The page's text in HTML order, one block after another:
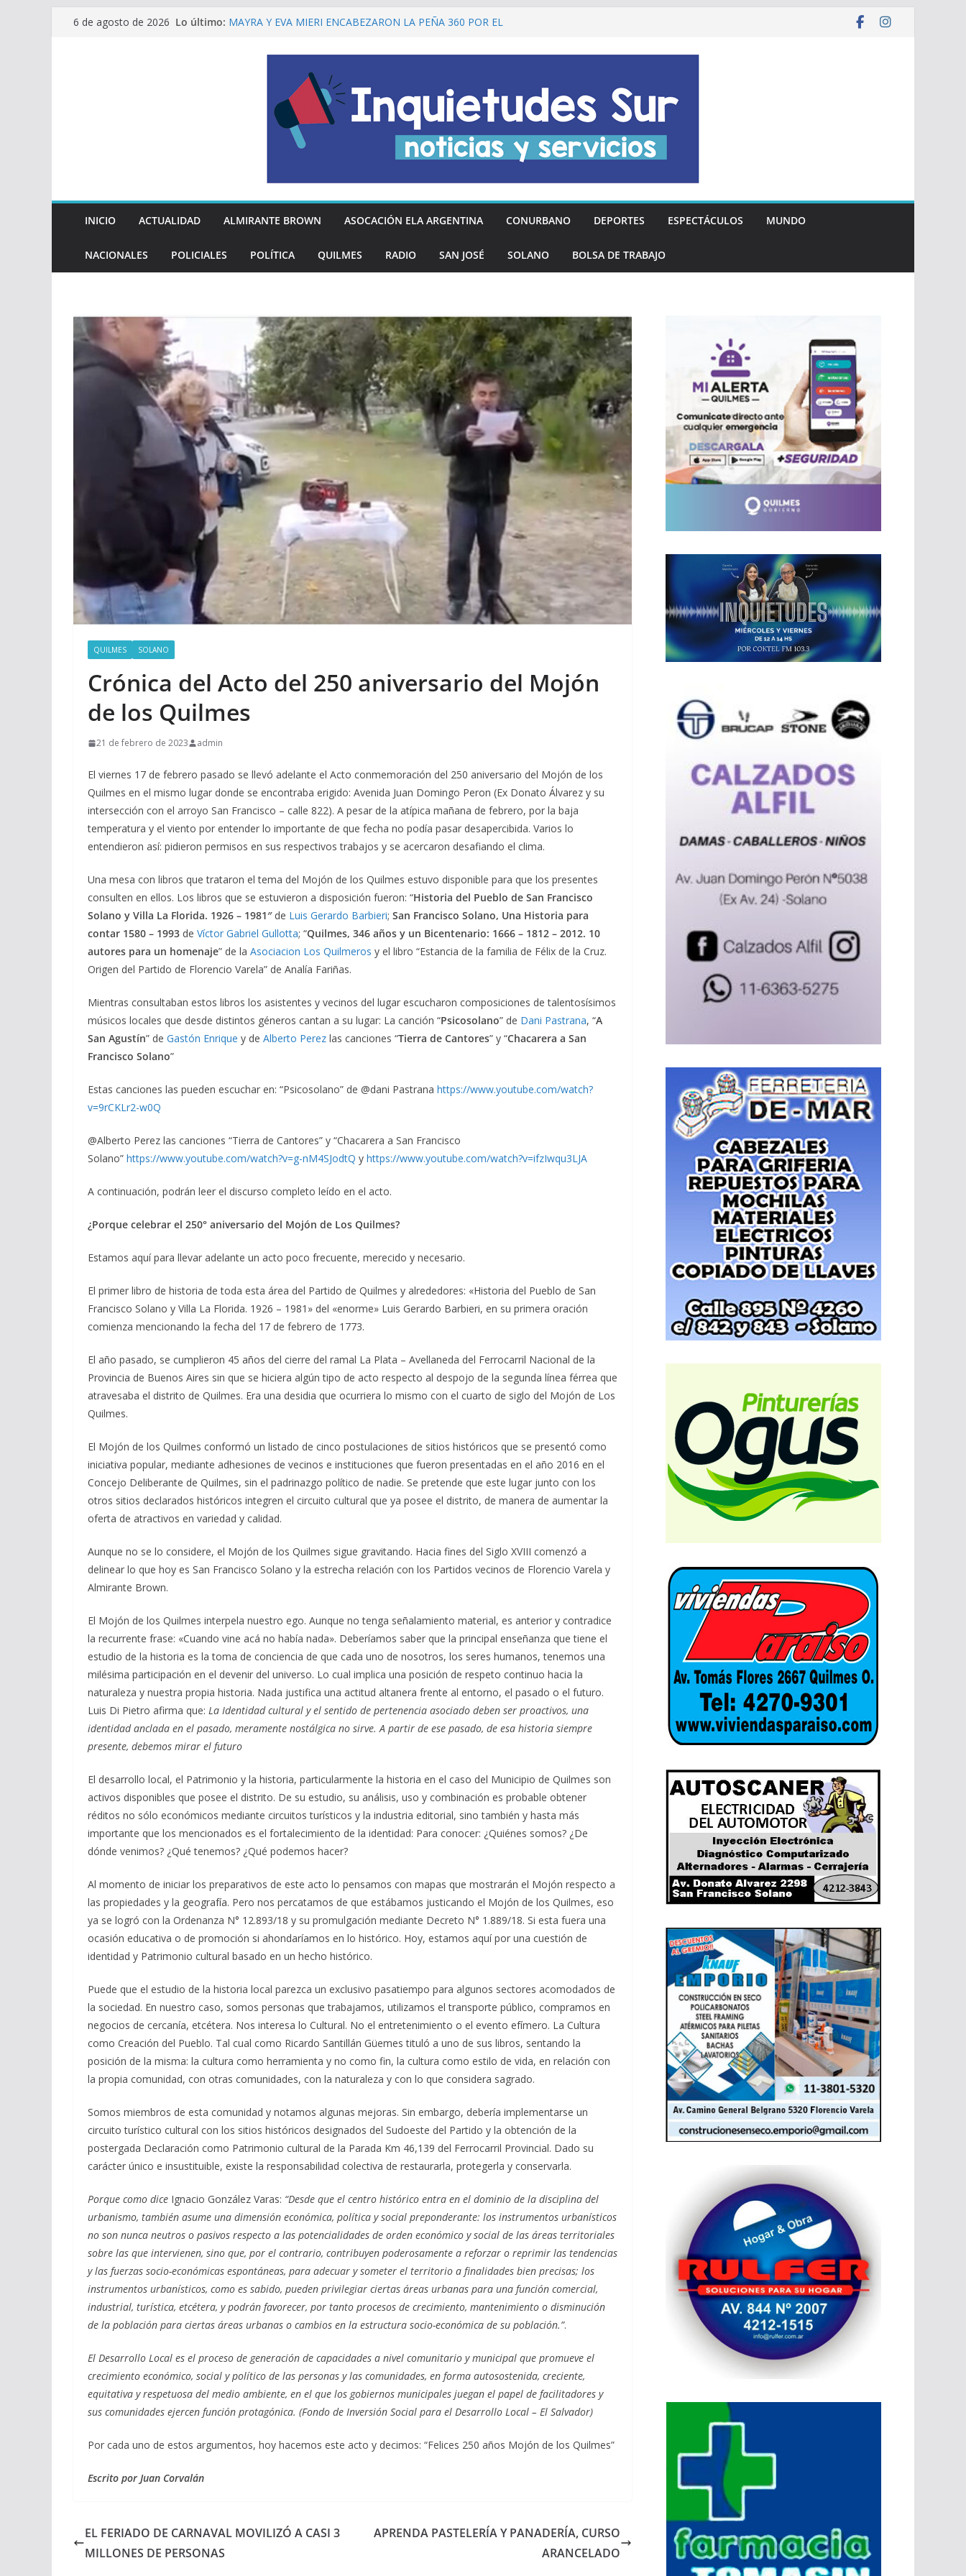
Saltar6 de agosto de 2026 Lo último: MAYRA Y EVA MIERI ENCABEZARON LA PEÑA 360 POR EL
PELUQUERÍAS TODOS LOS DÍAS MIÉRCOLES
Encuesta: qué piensan los hinchas argentinos de las nuevas
reglas del Mundial
EL MUNICIPIO ENTREGÓ MÁS DE 20 PRÓTESIS DENTALES
A VECINAS Y VECINOS DE QUILMES OESTE
La Diócesis de Quilmes recordó a Jorge Novak a 25 años de
INICIO ACTUALIDAD ALMIRANTE BROWN ASOCACIÓN ELA ARGENTINA CONURBANO DEPORTES ESPECTÁCULOS MUNDO
NACIONALES POLICIALES POLÍTICA QUILMES RADIO SAN JOSÉ SOLANO BOLSA DE TRABAJO
QUILMES SOLANO
Crónica del Acto del 250 aniversario del Mojón
de los Quilmes
21 de febrero de 2023 admin
El viernes 17 de febrero pasado se llevó adelante el Acto conmemoración del 250 aniversario del Mojón de los
Quilmes en el mismo lugar donde se encontraba erigido: Avenida Juan Domingo Peron (Ex Donato Álvarez y su
intersección con el arroyo San Francisco – calle 822). A pesar de la atípica mañana de febrero, por la baja
temperatura y el viento por entender lo importante de que fecha no podía pasar desapercibida. Varios lo
entendieron así: pidieron permisos en sus respectivos trabajos y se acercaron desafiando el clima.
Una mesa con libros que trataron el tema del Mojón de los Quilmes estuvo disponible para que los presentes
consulten en ellos. Los libros que se estuvieron a disposición fueron: “Historia del Pueblo de San Francisco
Solano y Villa La Florida. 1926 – 1981″de Luis Gerardo Barbieri; San Francisco Solano, Una Historia para
contar 1580 – 1993 de Víctor Gabriel Gullotta; “Quilmes, 346 años y un Bicentenario: 1666 – 1812 – 2012. 10
autores para un homenaje” de la Asociacion Los Quilmeros y el libro “Estancia de la familia de Félix de la Cruz.
Origen del Partido de Florencio Varela” de Analía Fariñas.
Mientras consultaban estos libros los asistentes y vecinos del lugar escucharon composiciones de talentosísimos
músicos locales que desde distintos géneros cantan a su lugar: La canción “Psicosolano” de Dani Pastrana, “A
San Agustín” de Gastón Enrique y de Alberto Perez las canciones “Tierra de Cantores” y “Chacarera a San
Francisco Solano”
Estas canciones las pueden escuchar en: “Psicosolano” de @dani Pastrana https://www.youtube.com/watch?
v=9rCKLr2-w0Q
@Alberto Perez las canciones “Tierra de Cantores” y “Chacarera a San Francisco
Solano” https://www.youtube.com/watch?v=g-nM4SJodtQ y https://www.youtube.com/watch?v=ifzIwqu3LJA
A continuación, podrán leer el discurso completo leído en el acto.
¿Porque celebrar el 250° aniversario del Mojón de Los Quilmes?
Estamos aquí para llevar adelante un acto poco frecuente, merecido y necesario.
El primer libro de historia de toda esta área del Partido de Quilmes y alrededores: «Historia del Pueblo de San
Francisco Solano y Villa La Florida. 1926 – 1981» del «enorme» Luis Gerardo Barbieri, en su primera oración
comienza mencionando la fecha del 17 de febrero de 1773.
El año pasado, se cumplieron 45 años del cierre del ramal La Plata – Avellaneda del Ferrocarril Nacional de la
Provincia de Buenos Aires sin que se hiciera algún tipo de acto respecto al despojo de la segunda línea férrea que
atravesaba el distrito de Quilmes. Era una desidia que ocurriera lo mismo con el cuarto de siglo del Mojón de Los
Quilmes.
El Mojón de los Quilmes conformó un listado de cinco postulaciones de sitios históricos que se presentó como
iniciativa popular, mediante adhesiones de vecinos e instituciones que fueron presentadas en el año 2016 en el
Concejo Deliberante de Quilmes, sin el padrinazgo político de nadie. Se pretende que este lugar junto con los
otros sitios declarados históricos integren el circuito cultural que ya posee el distrito, de manera de aumentar la
oferta de atractivos en variedad y calidad.
Aunque no se lo considere, el Mojón de los Quilmes sigue gravitando. Hacia fines del Siglo XVIII comenzó a
delinear lo que hoy es San Francisco Solano y la estrecha relación con los Partidos vecinos de Florencio Varela y
Almirante Brown.
El Mojón de los Quilmes interpela nuestro ego. Aunque no tenga señalamiento material, es anterior y contradice
la recurrente frase: «Cuando vine acá no había nada». Deberíamos saber que la principal enseñanza que tiene el
estudio de la historia es la toma de conciencia de que cada uno de nosotros, los seres humanos, tenemos una
milésima participación en el devenir del universo. Lo cual implica una posición de respeto continuo hacia la
naturaleza y nuestra propia historia. Nada justifica una actitud altanera frente al entorno, el pasado o el futuro.
Luis Di Pietro afirma que: La Identidad cultural y el sentido de pertenencia asociado deben ser proactivos, una
identidad anclada en el pasado, meramente nostálgica no sirve. A partir de ese pasado, de esa historia siempre
presente, debemos mirar el futuro
El desarrollo local, el Patrimonio y la historia, particularmente la historia en el caso del Municipio de Quilmes son
activos disponibles que posee el distrito. De su estudio, su análisis, uso y combinación es probable obtener
réditos no sólo económicos mediante circuitos turísticos y la industria editorial, sino también y hasta más
importante que los mencionados es el fortalecimiento de la identidad: Para conocer: ¿Quiénes somos? ¿De
dónde venimos? ¿Qué tenemos? ¿Qué podemos hacer?
Al momento de iniciar los preparativos de este acto lo pensamos con mapas que mostrarán el Mojón respecto a
las propiedades y la geografía. Pero nos percatamos de que estábamos justicando el Mojón de los Quilmes, eso
ya se logró con la Ordenanza N° 12.893/18 y su promulgación mediante Decreto N° 1.889/18. Si esta fuera una
ocasión educativa o de promoción si ahondaríamos en lo histórico. Hoy, estamos aquí por una cuestión de
identidad y Patrimonio cultural basado en un hecho histórico.
Puede que el estudio de la historia local parezca un exclusivo pasatiempo para algunos sectores acomodados de
la sociedad. En nuestro caso, somos personas que trabajamos, utilizamos el transporte público, compramos en
negocios de cercanía, etcétera. Nos interesa lo Cultural. No el entretenimiento o el evento efímero. La Cultura
como Creación del Pueblo. Tal cual como Ricardo Santillán Güemes tituló a uno de sus libros, sentando la
posición de la misma: la cultura como herramienta y no como fin, la cultura como estilo de vida, en relación con
la propia comunidad, con otras comunidades, con la naturaleza y con lo que considera sagrado.
Somos miembros de esta comunidad y notamos algunas mejoras. Sin embargo, debería implementarse un
circuito turístico cultural con los sitios históricos designados del Sudoeste del Partido y la obtención de la
postergada Declaración como Patrimonio cultural de la Parada Km 46,139 del Ferrocarril Provincial. Dado su
carácter único e insustituible, existe la responsabilidad colectiva de restaurarla, protegerla y conservarla.
Porque como dice Ignacio González Varas: “Desde que el centro histórico entra en el dominio de la disciplina del
urbanismo, también asume una dimensión económica, política y social preponderante: los instrumentos urbanísticos
no son nunca neutros o pasivos respecto a las potencialidades de orden económico y social de las áreas territoriales
sobre las que intervienen, sino que, por el contrario, contribuyen poderosamente a reforzar o reprimir las tendencias
y las fuerzas socio-económicas espontáneas, para adecuar y someter el territorio a finalidades bien precisas; los
instrumentos urbanísticos, como es sabido, pueden privilegiar ciertas áreas urbanas para una función comercial,
industrial, turística, etcétera, y podrán favorecer, por tanto procesos de crecimiento, mantenimiento o disminución
de la población para ciertas áreas urbanas o cambios en la estructura socio-económica de su población.”.
El Desarrollo Local es el proceso de generación de capacidades a nivel comunitario y municipal que promueve el
crecimiento económico, social y político de las personas y las comunidades, en forma autosostenida, creciente,
equitativa y respetuosa del medio ambiente, en el que los gobiernos municipales juegan el papel de facilitadores y
sus comunidades ejercen función protagónica. (Fondo de Inversión Social para el Desarrollo Local – El Salvador)
Por cada uno de estos argumentos, hoy hacemos este acto y decimos: “Felices 250 años Mojón de los Quilmes”
Escrito por Juan Corvalán
EL FERIADO DE CARNAVAL MOVILIZÓ A CASI 3
MILLONES DE PERSONAS
APRENDA PASTELERÍA Y PANADERÍA, CURSO
ARANCELADO